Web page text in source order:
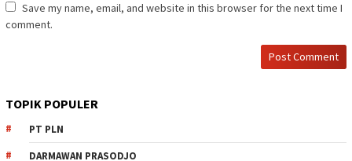
Save my name, email, and website in this browser for the next time I
comment.
TOPIK POPULER
PT PLN
DARMAWAN PRASODJO